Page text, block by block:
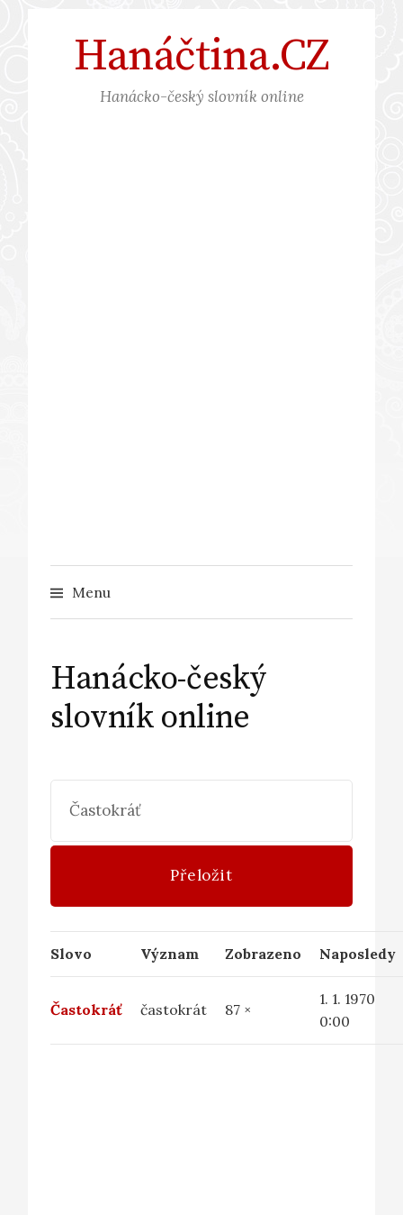
obsahu
Hanáčtina.CZ
Hanácko-český slovník online
Menu
Hanácko-český
slovník online
Přeložit
Slovo Význam Zobrazeno Naposledy
Častokráť častokrát 87 ×
1. 1. 1970
0:00